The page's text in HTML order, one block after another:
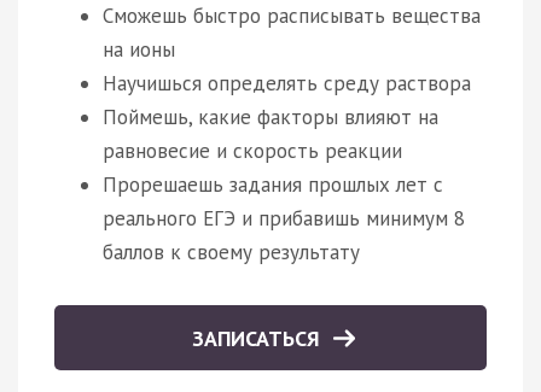
Сможешь быстро расписывать вещества
на ионы
Научишься определять среду раствора
Поймешь, какие факторы влияют на
равновесие и скорость реакции
Прорешаешь задания прошлых лет с
реального ЕГЭ и прибавишь минимум 8
баллов к своему результату
ЗАПИСАТЬСЯ